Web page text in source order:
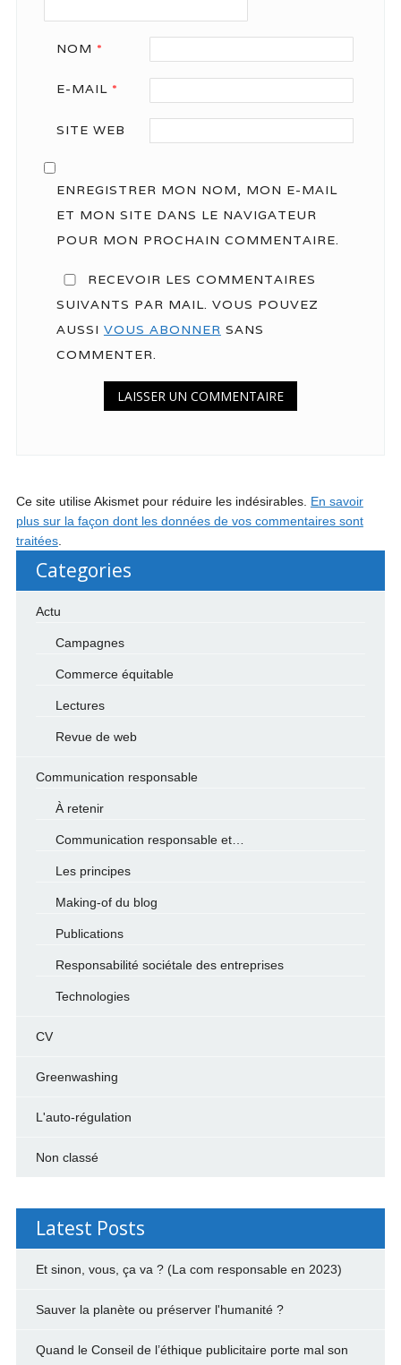
NOM *
E-MAIL *
SITE WEB
ENREGISTRER MON NOM, MON E-MAIL
ET MON SITE DANS LE NAVIGATEUR
POUR MON PROCHAIN COMMENTAIRE.
RECEVOIR LES COMMENTAIRES
SUIVANTS PAR MAIL. VOUS POUVEZ
AUSSI VOUS ABONNER SANS
COMMENTER.
Ce site utilise Akismet pour réduire les indésirables. En savoir
plus sur la façon dont les données de vos commentaires sont
traitées.
Categories
Actu
Campagnes
Commerce équitable
Lectures
Revue de web
Communication responsable
À retenir
Communication responsable et…
Les principes
Making-of du blog
Publications
Responsabilité sociétale des entreprises
Technologies
CV
Greenwashing
L'auto-régulation
Non classé
Latest Posts
Et sinon, vous, ça va ? (La com responsable en 2023)
Sauver la planète ou préserver l'humanité ?
Quand le Conseil de l’éthique publicitaire porte mal son